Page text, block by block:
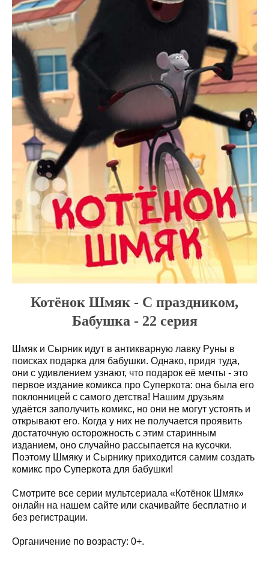
Котёнок Шмяк - С праздником,
Бабушка - 22 серия
Шмяк и Сырник идут в антикварную лавку Руны в
поисках подарка для бабушки. Однако, придя туда,
они с удивлением узнают, что подарок её мечты - это
первое издание комикса про Суперкота: она была его
поклонницей с самого детства! Нашим друзьям
удаётся заполучить комикс, но они не могут устоять и
открывают его. Когда у них не получается проявить
достаточную осторожность с этим старинным
изданием, оно случайно рассыпается на кусочки.
Поэтому Шмяку и Сырнику приходится самим создать
комикс про Суперкота для бабушки!
Смотрите все серии мультсериала «Котёнок Шмяк»
онлайн на нашем сайте или скачивайте бесплатно и
без регистрации.
Органичение по возрасту: 0+.